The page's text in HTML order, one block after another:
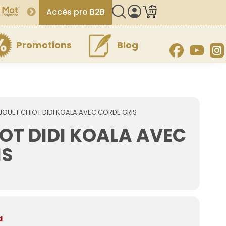
Accès pro B2B
Promotions Blog Facebook
CHIOT DIDI KOALA AVEC CORDE GRIS
DIDI KOALA AVEC